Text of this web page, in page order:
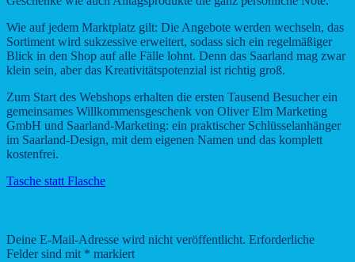
Wie auf jedem Marktplatz gilt: Die Angebote werden wechseln, das
Sortiment wird sukzessive erweitert, sodass sich ein regelmäßiger
Blick in den Shop auf alle Fälle lohnt. Denn das Saarland mag zwar
klein sein, aber das Kreativitätspotenzial ist richtig groß.
Zum Start des Webshops erhalten die ersten Tausend Besucher ein
gemeinsames Willkommensgeschenk von Oliver Elm Marketing
GmbH und Saarland-Marketing: ein praktischer Schlüsselanhänger
im Saarland-Design, mit dem eigenen Namen und das komplett
kostenfrei.
Tasche statt Flasche
Deine E-Mail-Adresse wird nicht veröffentlicht. Erforderliche
Felder sind mit * markiert